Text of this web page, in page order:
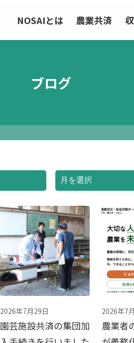
NOSAIとは 農業共済
ブログ
2026年7月29日
園芸施設共済の集団加
2026年7
農業者